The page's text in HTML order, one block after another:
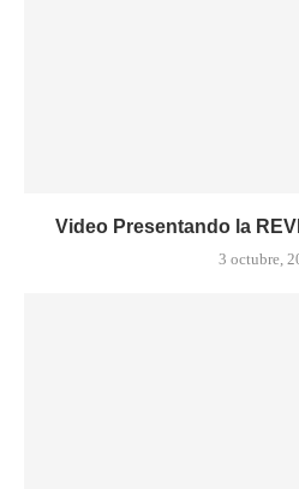
Video Presentando la
3 octubre,